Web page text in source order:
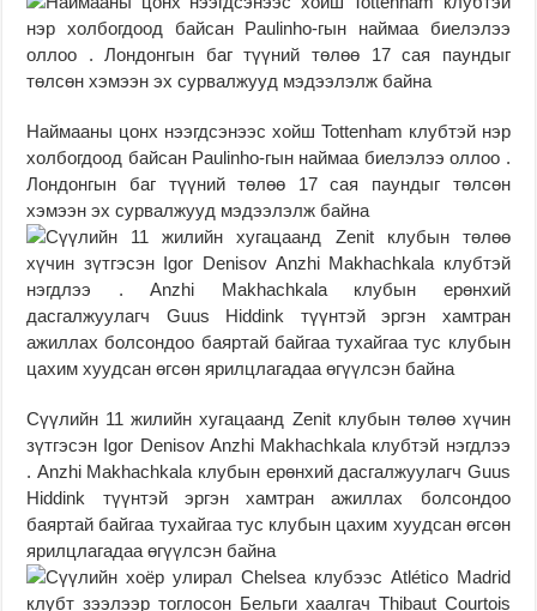
Наймааны цонх нээгдсэнээс хойш Tottenham клубтэй нэр
холбогдоод байсан Paulinho-гын наймаа биелэлээ оллоо .
Лондонгын баг түүний төлөө 17 сая паундыг төлсөн
хэмээн эх сурвалжууд мэдээлэлж байна
Сүүлийн 11 жилийн хугацаанд Zenit клубын төлөө хүчин
зүтгэсэн Igor Denisov Anzhi Makhachkala клубтэй нэгдлээ
. Anzhi Makhachkala клубын ерөнхий дасгалжуулагч Guus
Hiddink түүнтэй эргэн хамтран ажиллах болсондоо
баяртай байгаа тухайгаа тус клубын цахим хуудсан өгсөн
ярилцлагадаа өгүүлсэн байна